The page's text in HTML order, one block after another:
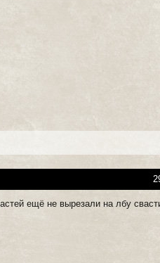
ещё не вырезали на лбу